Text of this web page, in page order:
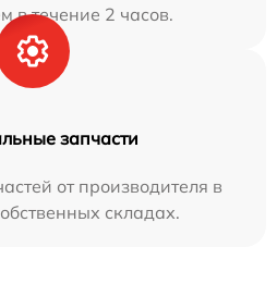
в течение 2 часов.
запчасти
от производителя в
складах.